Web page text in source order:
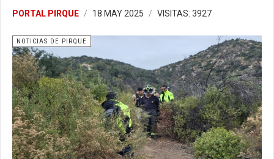
PORTAL PIRQUE 18 MAY 2025 VISITAS: 3927
NOTICIAS DE PIRQUE